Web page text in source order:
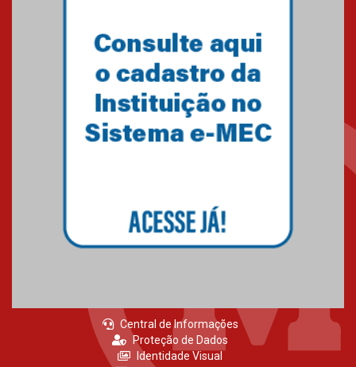
Como o Colégio Mackenzie
Brasília prepara seus
estudantes para o PAS antes
mesmo do Ensino Médio
04.08.2026
Central de Informações
Proteção de Dados
Identidade Visual